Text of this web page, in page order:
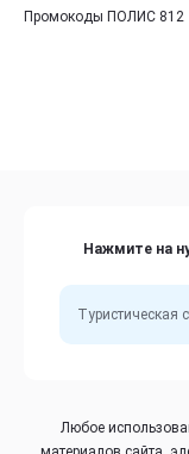
Промокоды ПОЛИС 812
Нажмите на
Туристическая
Любое